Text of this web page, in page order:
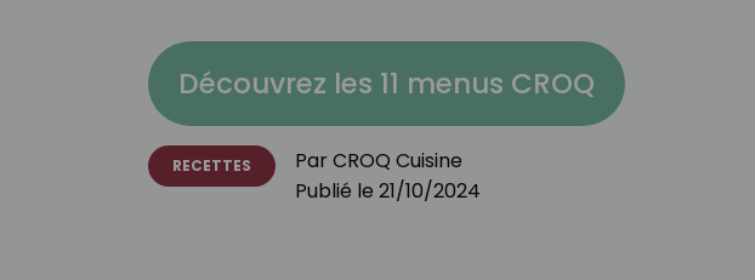
Découvrez les 11 menus CROQ
RECETTES ParCROQ Cuisine
Publié le 21/10/2024